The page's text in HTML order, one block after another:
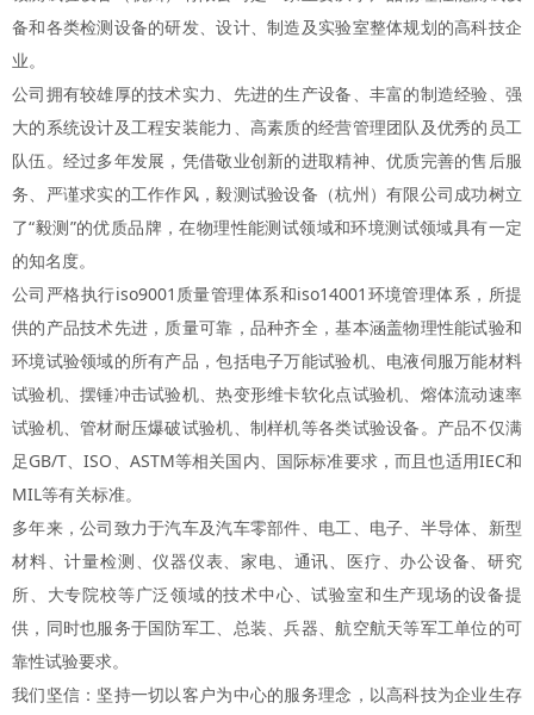
备和各类检测设备的研发、设计、制造及实验室整体规划的高科技企
业。
公司拥有较雄厚的技术实力、先进的生产设备、丰富的制造经验、强
大的系统设计及工程安装能力、高素质的经营管理团队及优秀的员工
队伍。经过多年发展，凭借敬业创新的进取精神、优质完善的售后服
务、严谨求实的工作作风，毅测试验设备（杭州）有限公司成功树立
了“毅测”的优质品牌，在物理性能测试领域和环境测试领域具有一定
的知名度。
公司严格执行iso9001质量管理体系和iso14001环境管理体系，所提
供的产品技术先进，质量可靠，品种齐全，基本涵盖物理性能试验和
环境试验领域的所有产品，包括电子万能试验机、电液伺服万能材料
试验机、摆锤冲击试验机、热变形维卡软化点试验机、熔体流动速率
试验机、管材耐压爆破试验机、制样机等各类试验设备。产品不仅满
足GB/T、ISO、ASTM等相关国内、国际标准要求，而且也适用IEC和
MIL等有关标准。
多年来，公司致力于汽车及汽车零部件、电工、电子、半导体、新型
材料、计量检测、仪器仪表、家电、通讯、医疗、办公设备、研究
所、大专院校等广泛领域的技术中心、试验室和生产现场的设备提
供，同时也服务于国防军工、总装、兵器、航空航天等军工单位的可
靠性试验要求。
我们坚信：坚持一切以客户为中心的服务理念，以高科技为企业生存